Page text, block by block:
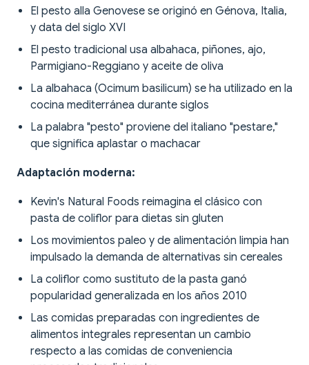
El pesto alla Genovese se originó en Génova, Italia,
y data del siglo XVI
El pesto tradicional usa albahaca, piñones, ajo,
Parmigiano-Reggiano y aceite de oliva
La albahaca (Ocimum basilicum) se ha utilizado en la
cocina mediterránea durante siglos
La palabra "pesto" proviene del italiano "pestare,"
que significa aplastar o machacar
Adaptación moderna:
Kevin's Natural Foods reimagina el clásico con
pasta de coliflor para dietas sin gluten
Los movimientos paleo y de alimentación limpia han
impulsado la demanda de alternativas sin cereales
La coliflor como sustituto de la pasta ganó
popularidad generalizada en los años 2010
Las comidas preparadas con ingredientes de
alimentos integrales representan un cambio
respecto a las comidas de conveniencia